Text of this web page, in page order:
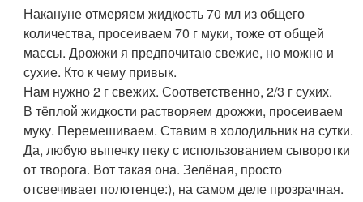
Накануне отмеряем жидкость 70 мл из общего
количества, просеиваем 70 г муки, тоже от общей
массы. Дрожжи я предпочитаю свежие, но можно и
сухие. Кто к чему привык.
Нам нужно 2 г свежих. Соответственно, 2/3 г сухих.
В тёплой жидкости растворяем дрожжи, просеиваем
муку. Перемешиваем. Ставим в холодильник на сутки.
Да, любую выпечку пеку с использованием сыворотки
от творога. Вот такая она. Зелёная, просто
отсвечивает полотенце:), на самом деле прозрачная.